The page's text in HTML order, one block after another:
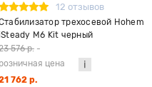
12 отзывов
трехосевой Hohem
M6 Kit черный
576 р. -
розничная цена
762 р.